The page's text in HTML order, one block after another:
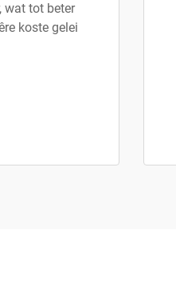
wat tot beter
koste gelei